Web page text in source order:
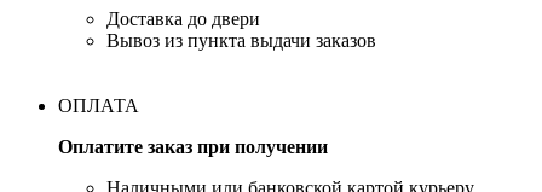
Доставка до двери
Вывоз из пункта выдачи заказов
ОПЛАТА
Оплатите заказ при получении
Наличными или банковской картой курьеру